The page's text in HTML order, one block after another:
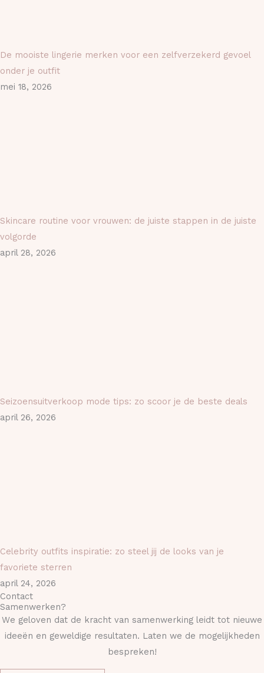
De mooiste lingerie merken voor een zelfverzekerd gevoel
onder je outfit
mei 18, 2026
Skincare routine voor vrouwen: de juiste stappen in de juiste
volgorde
april 28, 2026
Seizoensuitverkoop mode tips: zo scoor je de beste deals
april 26, 2026
Celebrity outfits inspiratie: zo steel jij de looks van je
favoriete sterren
april 24, 2026
Contact
Samenwerken?
We geloven dat de kracht van samenwerking leidt tot nieuwe
ideeën en geweldige resultaten. Laten we de mogelijkheden
bespreken!